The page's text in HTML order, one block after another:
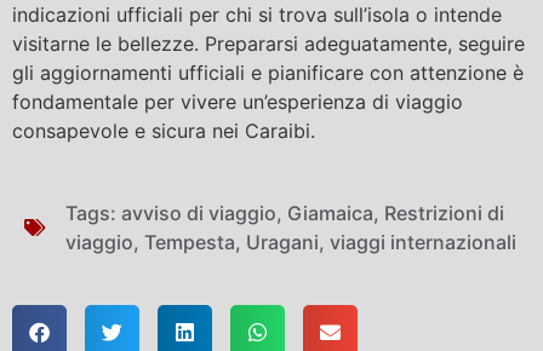
indicazioni ufficiali per chi si trova sull’isola o intende
visitarne le bellezze. Prepararsi adeguatamente, seguire
gli aggiornamenti ufficiali e pianificare con attenzione è
fondamentale per vivere un’esperienza di viaggio
consapevole e sicura nei Caraibi.
Tags: avviso di viaggio, Giamaica, Restrizioni di
viaggio, Tempesta, Uragani, viaggi internazionali